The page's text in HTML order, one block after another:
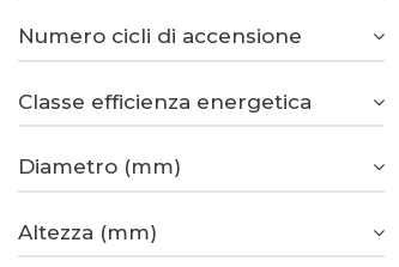
Numero cicli di accensione
Classe efficienza energetica
Diametro (mm)
Altezza (mm)